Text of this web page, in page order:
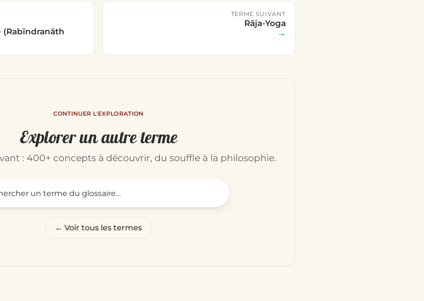
(Rab‪ī‬ndranāth
TERME SUIVANT
Rāja-Yoga
→
CONTINUER L'EXPLORATION
Explorer un autre terme
: 400+ concepts à découvrir, du souffle à la philosophie.
← Voir tous les termes